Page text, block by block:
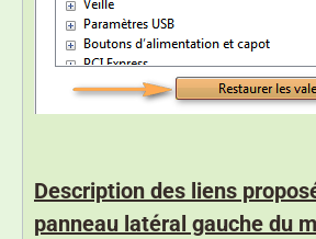
Description des liens
panneau latéral gauche du